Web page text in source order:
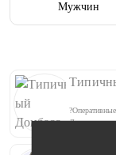
Мужчин
Деньги не